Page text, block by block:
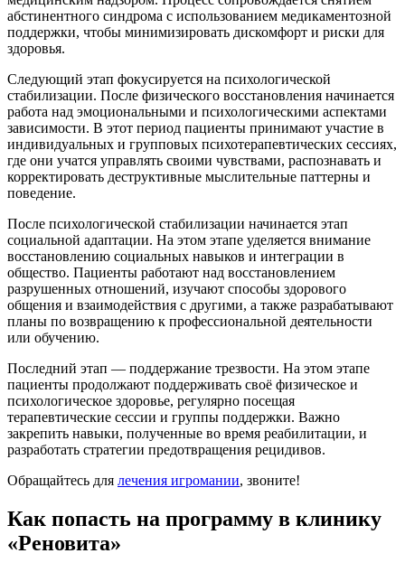
абстинентного синдрома с использованием медикаментозной
поддержки, чтобы минимизировать дискомфорт и риски для
здоровья.
Следующий этап фокусируется на психологической
стабилизации. После физического восстановления начинается
работа над эмоциональными и психологическими аспектами
зависимости. В этот период пациенты принимают участие в
индивидуальных и групповых психотерапевтических сессиях,
где они учатся управлять своими чувствами, распознавать и
корректировать деструктивные мыслительные паттерны и
поведение.
После психологической стабилизации начинается этап
социальной адаптации. На этом этапе уделяется внимание
восстановлению социальных навыков и интеграции в
общество. Пациенты работают над восстановлением
разрушенных отношений, изучают способы здорового
общения и взаимодействия с другими, а также разрабатывают
планы по возвращению к профессиональной деятельности
или обучению.
Последний этап — поддержание трезвости. На этом этапе
пациенты продолжают поддерживать своё физическое и
психологическое здоровье, регулярно посещая
терапевтические сессии и группы поддержки. Важно
закрепить навыки, полученные во время реабилитации, и
разработать стратегии предотвращения рецидивов.
Обращайтесь для лечения игромании, звоните!
Как попасть на программу в клинику
«Реновита»